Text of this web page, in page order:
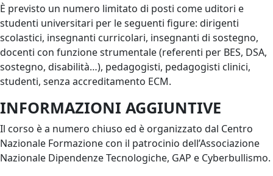
È previsto un numero limitato di posti come uditori e
studenti universitari per le seguenti figure: dirigenti
scolastici, insegnanti curricolari, insegnanti di sostegno,
docenti con funzione strumentale (referenti per BES, DSA,
sostegno, disabilità…), pedagogisti, pedagogisti clinici,
studenti, senza accreditamento ECM.
INFORMAZIONI AGGIUNTIVE
Il corso è a numero chiuso ed è organizzato dal Centro
Nazionale Formazione con il patrocinio dell’Associazione
Nazionale Dipendenze Tecnologiche, GAP e Cyberbullismo.